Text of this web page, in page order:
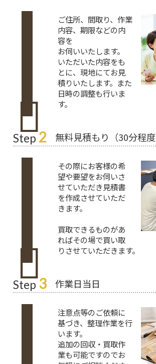
ご住所、間取り、作業
内容、期限などの内
容を
お伺いいたします。
いただいた内容をも
とに、現地にてお見
積りいたします。また
日時の調整も行いま
す。
Step 2 無料見積もり（30分程度
その際にお客様の希
望や要望をお伺いさ
せていただき見積書
を作成させていただ
きます。
買取できるものがあ
ればその場で買い取
りさせていただきます。
Step 3 作業日当日
注意点等のご依頼に
基づき、整理作業を行
います。
追加の回収・買取作
業も可能ですのでお